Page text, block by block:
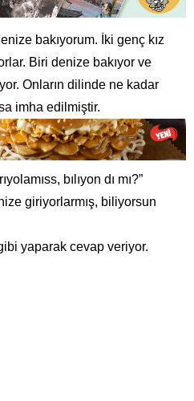
bakıyorum. İki genç kız
Biri denize bakıyor ve
Onların dilinde ne kadar
imha edilmiştir.
bılıyon dı mı?”
giriyorlarmış, biliyorsun
yaparak cevap veriyor.